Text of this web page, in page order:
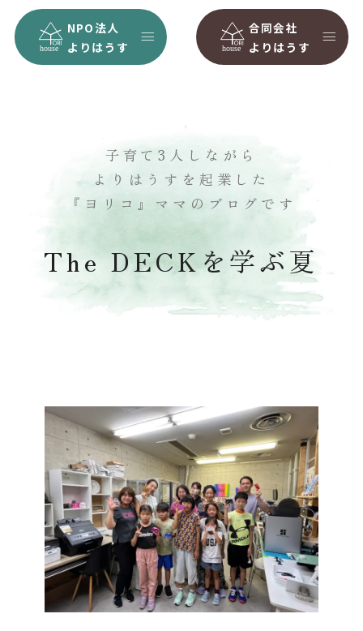
NPO法人
よりはうす
合同会社
よりはうす
子育て3人しながら
よりはうすを起業した
『ヨリコ』ママのブログです
The DECKを学ぶ夏